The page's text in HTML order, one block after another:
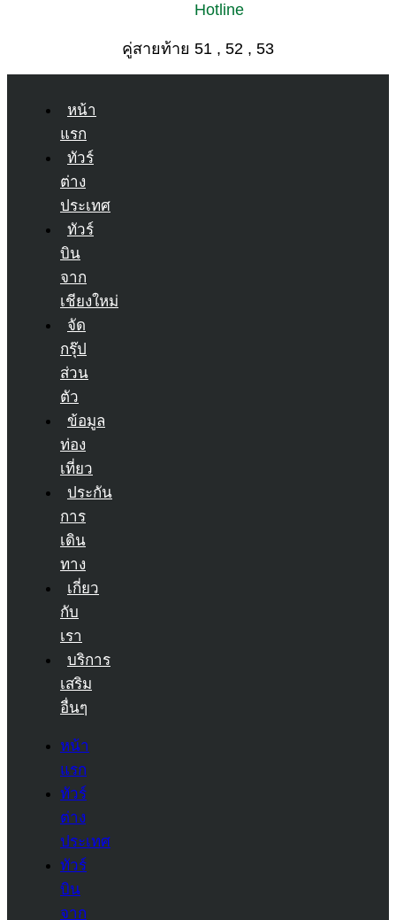
Hotline
คู่สายท้าย 51 , 52 , 53
หน้า
แรก
ทัวร์
ต่าง
ประเทศ
ทัวร์
บิน
จาก
เชียงใหม่
จัด
กรุ๊ป
ส่วน
ตัว
ข้อมูล
ท่อง
เที่ยว
ประกัน
การ
เดิน
ทาง
เกี่ยว
กับ
เรา
บริการ
เสริม
อื่นๆ
หน้า
แรก
ทัวร์
ต่าง
ประเทศ
ทัวร์
บิน
จาก